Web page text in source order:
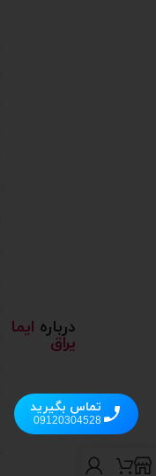
درباره ایما
یراق
تماس بگیرید
09120304528